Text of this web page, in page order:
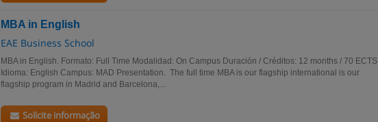
MBA in English
EAE Business School
MBA in English. Formato: Full Time Modalidad: On Campus Duración / Créditos: 12 months / 70 ECTS
Idioma: English Campus: MAD Presentation. The full time MBA is our flagship international is our
flagship program in Madrid and Barcelona,...
Solicite informação